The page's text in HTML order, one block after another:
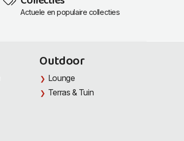
Actuele en populaire collecties
Outdoor
Lounge
Terras & Tuin